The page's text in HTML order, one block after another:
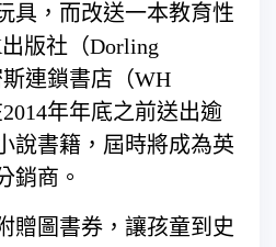
具，而改送一本教育性
版社（Dorling
連鎖書店（WH
年年底之前送出逾
說書籍，屆時將成為英
銷商。
贈圖書券，讓孩童到史